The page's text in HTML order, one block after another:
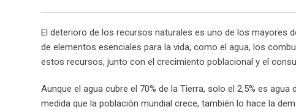
El deterioro de los recursos naturales es uno de los mayores
de elementos esenciales para la vida, como el agua, los
estos recursos, junto con el crecimiento poblacional y el
Aunque el agua cubre el 70% de la Tierra, solo el 2,5% es
medida que la población mundial crece, también lo hace la